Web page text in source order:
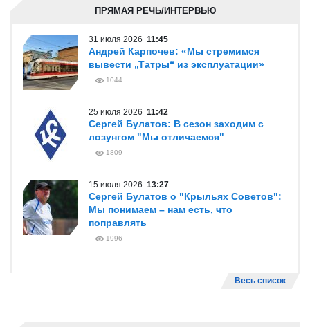
ПРЯМАЯ РЕЧЬ/ИНТЕРВЬЮ
31 июля 2026 11:45
Андрей Карпочев: «Мы стремимся
вывести „Татры“ из эксплуатации»
1044
25 июля 2026 11:42
Сергей Булатов: В сезон заходим с
лозунгом "Мы отличаемся"
1809
15 июля 2026 13:27
Сергей Булатов о "Крыльях Советов":
Мы понимаем – нам есть, что
поправлять
1996
Весь список